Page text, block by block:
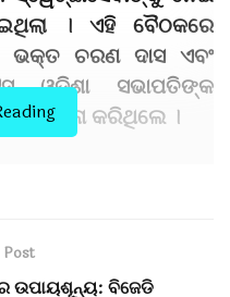
। ଏହି ବୈଠକରେ
ଭକ୍ତ ଚରଣ ଦାସ ଏବଂ
ଓଡିଶା ସଭାପତିଙ୍କ
କରିଥିଲେ ।
ବିଚାରଧାରା ସହିତ ଆମେ
ଉପାୟଶୂନ୍ୟ: ବିଜେଡି